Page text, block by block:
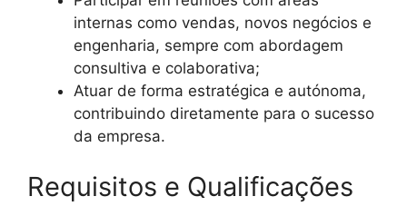
internas como vendas, novos negócios e
engenharia, sempre com abordagem
consultiva e colaborativa;
Atuar de forma estratégica e autónoma,
contribuindo diretamente para o sucesso
da empresa.
Requisitos e Qualificações